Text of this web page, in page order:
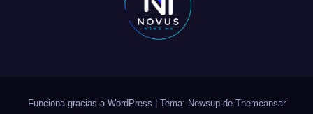
Funciona gracias a WordPress Tema: Newsup de Themeansar